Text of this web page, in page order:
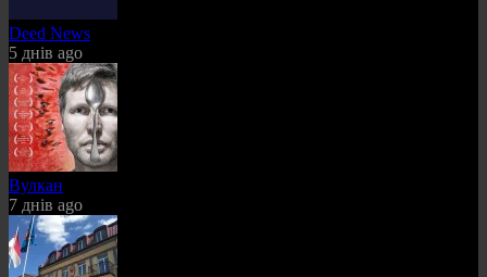
Deed News
5 днів ago
Вулкан
7 днів ago